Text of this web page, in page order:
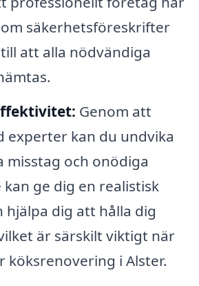
säkerhetsföreskrifter
att alla nödvändiga
Genom att
experter kan du undvika
misstag och onödiga
ge dig en realistisk
hjälpa dig att hålla dig
är särskilt viktigt när
köksrenovering i Alster.